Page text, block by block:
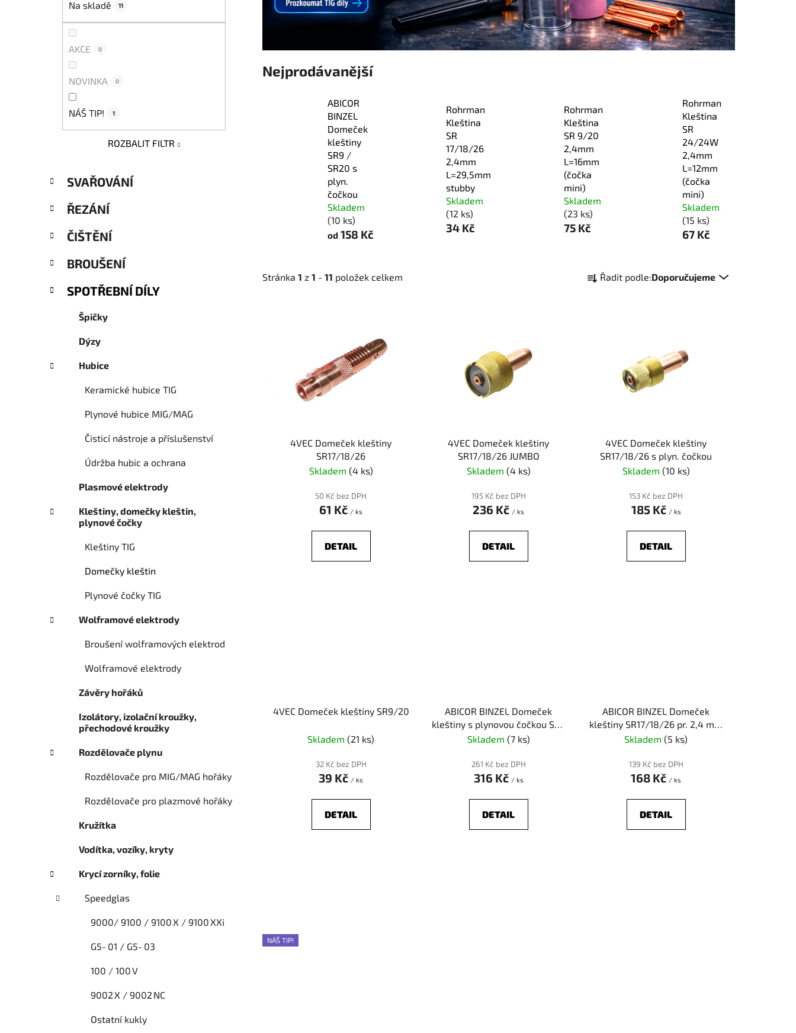
Na skladě 11
AKCE 0
NOVINKA 0
NÁŠ TIP! 1
ROZBALIT FILTR
kategorie
a
e
o
i
SVAŘOVÁNÍ
ŘEZÁNÍ
ČIŠTĚNÍ
BROUŠENÍ
SPOTŘEBNÍ DÍLY
Špičky
Dýzy
Hubice
Keramické hubice TIG
Plynové hubice MIG/MAG
Čisticí nástroje a příslušenství
Údržba hubic a ochrana
Plasmové elektrody
Kleštiny, domečky kleštin,
plynové čočky
Kleštiny TIG
Domečky kleštin
Plynové čočky TIG
Wolframové elektrody
Broušení wolframových elektrod
Wolframové elektrody
Závěry hořáků
Izolátory, izolační kroužky,
přechodové kroužky
Rozdělovače plynu
Rozdělovače pro MIG/MAG hořáky
Rozdělovače pro plazmové hořáky
Kružítka
Vodítka, vozíky, kryty
Krycí zorníky, folie
Speedglas
9000/ 9100 / 9100 X / 9100 XXi
G5‑01 / G5‑03
100 / 100 V
9002 X / 9002 NC
Ostatní kukly
Nejprodávanější
ABICOR
BINZEL
Domeček
kleštiny
SR9 /
SR20 s
plyn.
čočkou
Skladem
(10 ks)
od 158 Kč
Rohrman
Kleština
SR
17/18/26
2,4mm
L=29,5mm
stubby
Skladem
(12 ks)
34 Kč
Rohrman
Kleština
SR 9/20
2,4mm
L=16mm
(čočka
mini)
Skladem
(23 ks)
75 Kč
Rohrman
Kleština
SR
24/24W
2,4mm
L=12mm
(čočka
mini)
Skladem
(15 ks)
67 Kč
Stránka 1 z 1 - 11 položek celkem
a Řadit podle:Doporučujeme
4VEC Domeček kleštiny
SR17/18/26
Skladem (4 ks)
50 Kč bez DPH
61 Kč / ks
DETAIL
4VEC Domeček kleštiny
SR17/18/26 JUMBO
Skladem (4 ks)
195 Kč bez DPH
236 Kč / ks
DETAIL
4VEC Domeček kleštiny
SR17/18/26 s plyn. čočkou
Skladem (10 ks)
153 Kč bez DPH
185 Kč / ks
DETAIL
4VEC Domeček kleštiny SR9/20
Skladem(21 ks)
32 Kč bez DPH
39 Kč / ks
DETAIL
ABICOR BINZEL Domeček
kleštiny s plynovou čočkou SR9
/ SR20 JUMBO
Skladem (7 ks)
261 Kč bez DPH
316 Kč / ks
DETAIL
ABICOR BINZEL Domeček
kleštiny SR17/18/26 pr. 2,4 mm
sítko STUBY
Skladem(5 ks)
139 Kč bez DPH
168 Kč / ks
DETAIL
NÁŠ TIP!